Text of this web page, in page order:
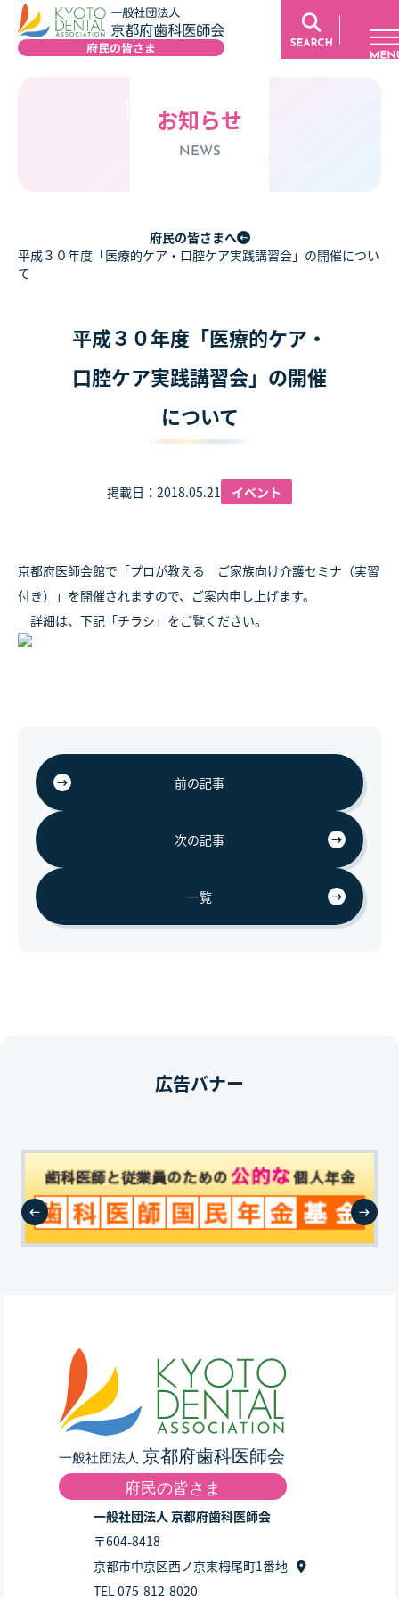
お知らせ
NEWS
府民の皆さまへ
平成３０年度「医療的ケア・口腔ケア実践講習会」の開催につい
て
平成３０年度「医療的ケア・
口腔ケア実践講習会」の開催
について
掲載日：2018.05.21 イベント
京都府医師会館で「プロが教える ご家族向け介護セミナ（実習
付き）」を開催されますので、ご案内申し上げます。
詳細は、下記「チラシ」をご覧ください。
前の記事
次の記事
一覧
広告バナー
一般社団法人 京都府歯科医師会
〒604-8418
京都市中京区西ノ京東栂尾町1番地
TEL 075-812-8020